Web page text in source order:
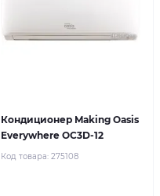
Кондиционер Making Oasis
Everywhere OC3D-12
Код товара: 275108